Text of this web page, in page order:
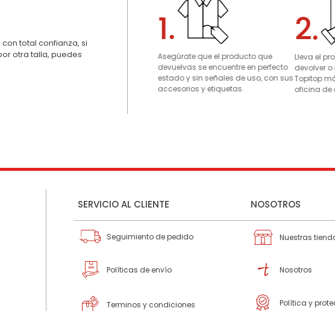
total confianza, si
otra talla, puedes
1.
Asegúrate que el producto que
devuelvas se encuentre en perfecto
estado y sin señales de uso, con sus
accesorios y etiquetas.
2.
Lleva el
devolver
Topitop
oficina de
SERVICIO AL CLIENTE
Seguimiento de pedido
Políticas de envío
Terminos y condiciones
NOSOTROS
Nuestras
Nosotros
Política y